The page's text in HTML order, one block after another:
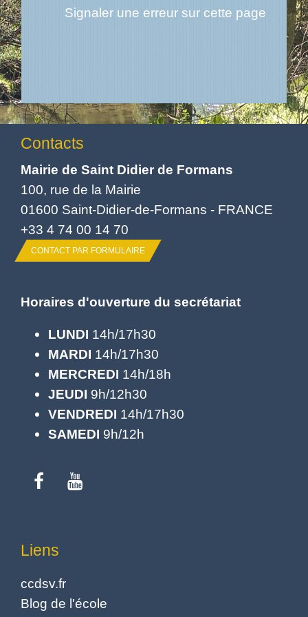
Signaler une erreur sur cette page
Contacts
Mairie de Saint Didier de Formans
100, rue de la Mairie
01600 Saint-Didier-de-Formans - FRANCE
+33 4 74 00 14 70
CONTACT PAR FORMULAIRE
Horaires d'ouverture du secrétariat
LUNDI 14h/17h30
MARDI 14h/17h30
MERCREDI 14h/18h
JEUDI 9h/12h30
VENDREDI 14h/17h30
SAMEDI 9h/12h
Liens
ccdsv.fr
Blog de l'école